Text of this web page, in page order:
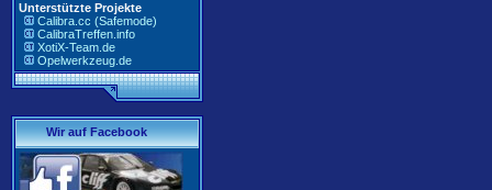
Unterstützte Projekte
Calibra.cc (Safemode)
CalibraTreffen.info
XotiX-Team.de
Opelwerkzeug.de
Wir auf Facebook